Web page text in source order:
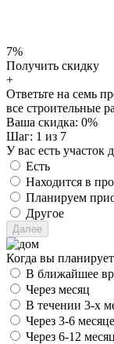
7%
Получить скидку
+
Ответьте на семь
все строительные
Ваша скидка: 0%
Шаг: 1 из 7
У вас есть участок
Есть
Находится в
Планируем
Другое
Когда вы
В ближайшее
Через месяц
В течении 3-х
Через 3-6
Через 6-12